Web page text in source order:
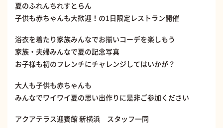
夏のふれんちれすとらん
子供も赤ちゃんも大歓迎！の1日限定レストラン開催
浴衣を着たり家族みんなでお揃いコーデを楽しもう
家族・夫婦みんなで夏の記念写真
お子様も初のフレンチにチャレンジしてはいかが？
大人も子供も赤ちゃんも
みんなでワイワイ夏の思い出作りに是非ご参加ください
アクアテラス迎賓館 新横浜 スタッフ一同